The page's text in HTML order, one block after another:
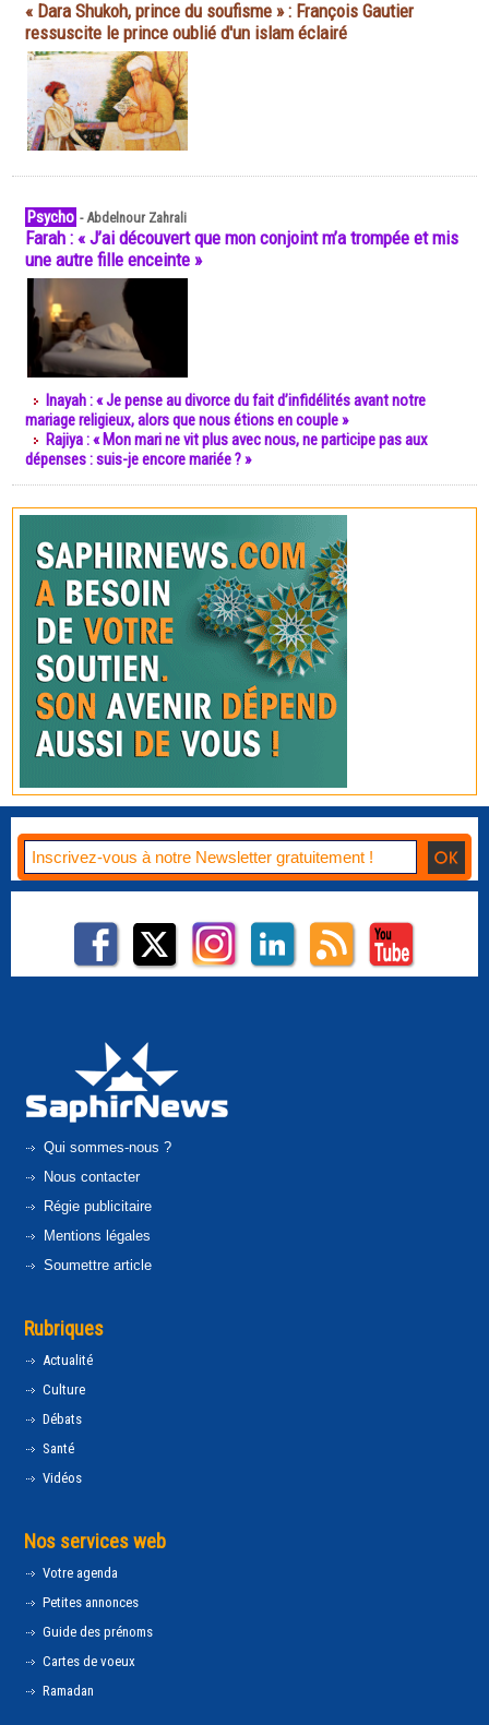
« Dara Shukoh, prince du soufisme » : François Gautier
ressuscite le prince oublié d'un islam éclairé
Psycho -Abdelnour Zahrali
Farah : « J’ai découvert que mon conjoint m’a trompée et mis
une autre fille enceinte »
Inayah : « Je pense au divorce du fait d’infidélités avant notre
mariage religieux, alors que nous étions en couple »
Rajiya : « Mon mari ne vit plus avec nous, ne participe pas aux
dépenses : suis-je encore mariée ? »
Qui sommes-nous ?
Nous contacter
Régie publicitaire
Mentions légales
Soumettre article
Rubriques
Actualité
Culture
Débats
Santé
Vidéos
Nos services web
Votre agenda
Petites annonces
Guide des prénoms
Cartes de voeux
Ramadan